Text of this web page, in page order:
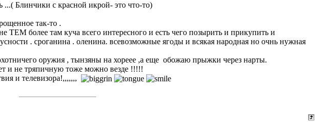
Блинчики с красной икрой- это что-то)
так-то .
более там куча всего интересного и есть чего позырить и прикупить и
. сроганина . оленина. всевозможные ягоды и всякая народная но очнь нужная
оружия , тынзяны на хореее ,а еще обожаю прыжки через нарты.
и не тряпичную тоже можно везде !!!!!
и телевизора!,,,,,,,